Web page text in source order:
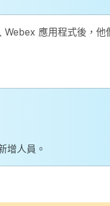
應用程式後，他
增人員。